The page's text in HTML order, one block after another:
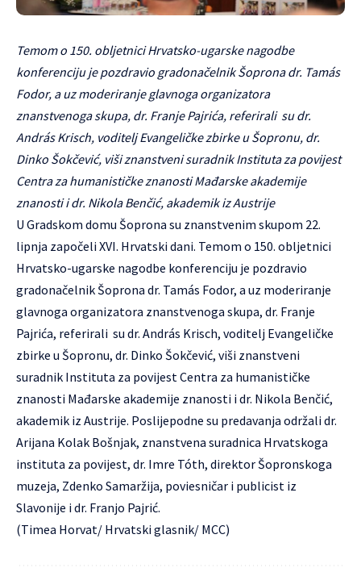
Temom o 150. obljetnici Hrvatsko-ugarske nagodbe
konferenciju je pozdravio gradonačelnik Šoprona dr. Tamás
Fodor, a uz moderiranje glavnoga organizatora
znanstvenoga skupa, dr. Franje Pajrića, referirali su dr.
András Krisch, voditelj Evangeličke zbirke u Šopronu, dr.
Dinko Šokčević, viši znanstveni suradnik Instituta za povijest
Centra za humanističke znanosti Mađarske akademije
znanosti i dr. Nikola Benčić, akademik iz Austrije
U Gradskom domu Šoprona su znanstvenim skupom 22.
lipnja započeli XVI. Hrvatski dani. Temom o 150. obljetnici
Hrvatsko-ugarske nagodbe konferenciju je pozdravio
gradonačelnik Šoprona dr. Tamás Fodor, a uz moderiranje
glavnoga organizatora znanstvenoga skupa, dr. Franje
Pajrića, referirali su dr. András Krisch, voditelj Evangeličke
zbirke u Šopronu, dr. Dinko Šokčević, viši znanstveni
suradnik Instituta za povijest Centra za humanističke
znanosti Mađarske akademije znanosti i dr. Nikola Benčić,
akademik iz Austrije. Poslijepodne su predavanja održali dr.
Arijana Kolak Bošnjak, znanstvena suradnica Hrvatskoga
instituta za povijest, dr. Imre Tóth, direktor Šopronskoga
muzeja, Zdenko Samaržija, poviesničar i publicist iz
Slavonije i dr. Franjo Pajrić.
(Timea Horvat/ Hrvatski glasnik/ MCC)